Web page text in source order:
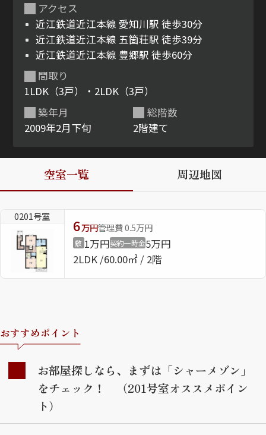
シャーメゾンとは
ン
ShaMaison STYLE
シャーメゾンショップを探す
らくらく内見
シャーメゾンライフサポート
自立型サービス付き・シニア向け
シャーメゾンライフ CLUB
らくらくパートナー
らくらくプラチナ
アクセス
近江鉄道近江本線 愛知川駅 徒歩30分
近江鉄道近江本線 五箇荘駅 徒歩39分
近江鉄道近江本線 豊郷駅 徒歩60分
築年月
2009年2月下旬
間取り
1LDK（3戸）・2LDK（3戸）
総階数
2階建て
空室一覧 周辺地図
0201号室
6万円管理費 0.5万円
敷 1万円契約一時金5万円
2LDK 60.00㎡ / 2階
おすすめポイント
お部屋探しなら、まずは「シャーメゾン」
をチェック！ （201号室オススメポイン
ト）